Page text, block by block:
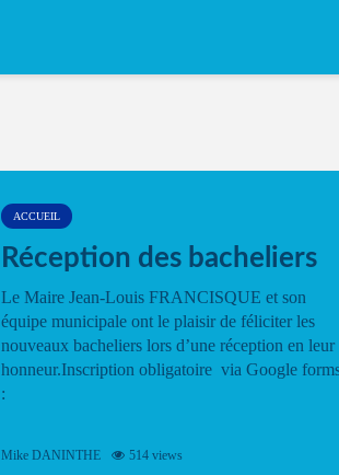
ACCUEIL
Réception des bacheliers
Le Maire Jean-Louis FRANCISQUE et son
équipe municipale ont le plaisir de féliciter les
nouveaux bacheliers lors d’une réception en leur
honneur.Inscription obligatoire via Google
:
Mike DANINTHE 514 views